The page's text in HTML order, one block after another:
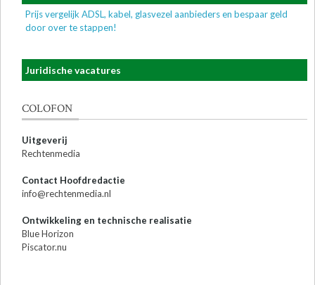
Prijs vergelijk ADSL, kabel, glasvezel aanbieders en bespaar geld
door over te stappen!
Juridische vacatures
COLOFON
Uitgeverij
Rechtenmedia
Contact Hoofdredactie
info@rechtenmedia.nl
Ontwikkeling en technische realisatie
Blue Horizon
Piscator.nu